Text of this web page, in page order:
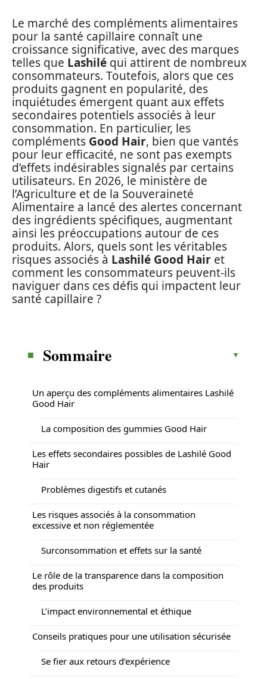
Le marché des compléments alimentaires
pour la santé capillaire connaît une
croissance significative, avec des marques
telles que Lashilé qui attirent de nombreux
consommateurs. Toutefois, alors que ces
produits gagnent en popularité, des
inquiétudes émergent quant aux effets
secondaires potentiels associés à leur
consommation. En particulier, les
compléments Good Hair, bien que vantés
pour leur efficacité, ne sont pas exempts
d’effets indésirables signalés par certains
utilisateurs. En 2026, le ministère de
l’Agriculture et de la Souveraineté
Alimentaire a lancé des alertes concernant
des ingrédients spécifiques, augmentant
ainsi les préoccupations autour de ces
produits. Alors, quels sont les véritables
risques associés à Lashilé Good Hair et
comment les consommateurs peuvent-ils
naviguer dans ces défis qui impactent leur
santé capillaire ?
Sommaire
Un aperçu des compléments alimentaires Lashilé
Good Hair
La composition des gummies Good Hair
Les effets secondaires possibles de Lashilé Good
Hair
Problèmes digestifs et cutanés
Les risques associés à la consommation
excessive et non réglementée
Surconsommation et effets sur la santé
Le rôle de la transparence dans la composition
des produits
L’impact environnemental et éthique
Conseils pratiques pour une utilisation sécurisée
Se fier aux retours d’expérience